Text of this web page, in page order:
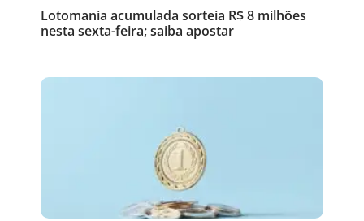
Lotomania acumulada sorteia R$ 8 milhões
nesta sexta-feira; saiba apostar